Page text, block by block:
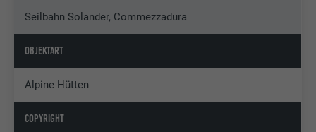
Seilbahn Solander, Commezzadura
OBJEKTART
Alpine Hütten
COPYRIGHT